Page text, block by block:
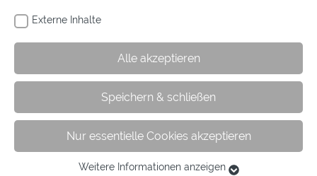
Externe Inhalte
Alle akzeptieren
Speichern & schließen
Nur essentielle Cookies akzeptieren
Weitere Informationen anzeigen